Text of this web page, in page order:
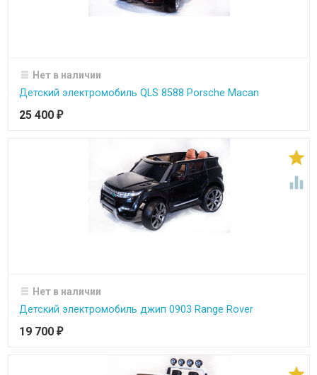
Нет в наличии
Детский электромобиль QLS 8588 Porsche Macan
25 400 ₽


Нет в наличии
Детский электромобиль джип 0903 Range Rover
19 700 ₽